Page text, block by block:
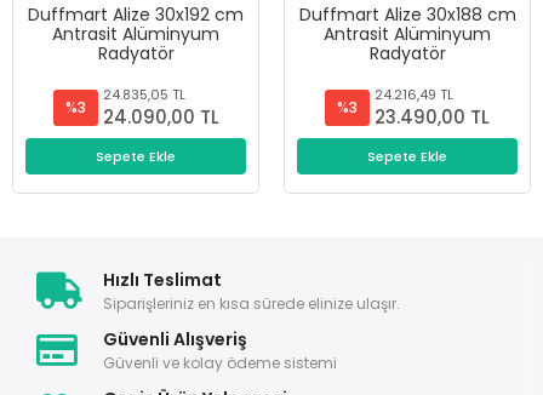
Duffmart Alize 30x192 cm
Antrasit Alüminyum
Radyatör
%3
24.835,05 TL
24.090,00 TL
Sepete Ekle
Duffmart Alize 30x188 cm
Antrasit Alüminyum
Radyatör
%3
24.216,49 TL
23.490,00 TL
Sepete Ekle
Hızlı Teslimat
Siparişleriniz en kısa sürede elinize ulaşır.
Güvenli Alışveriş
Güvenli ve kolay ödeme sistemi